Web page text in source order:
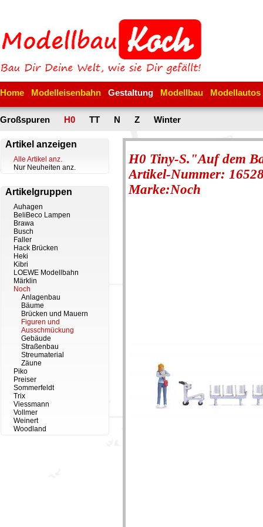
Home Modelleisenbahn Gestaltung Modellbau Modellautos
Großspuren H0 TT N Z Winter
Artikel anzeigen
Alle Artikel anz.
Nur Neuheiten anz.
Artikelgruppen
Auhagen
BeliBeco Lampen
Brawa
Busch
Faller
Hack Brücken
Heki
Kibri
LOEWE Modellbahn
Märklin
Noch
Anlagenbau
Bäume
Brücken und Mauern
Figuren und
Ausschmückung
Gebäude
Straßenbau
Streumaterial
Zäune
Piko
Preiser
Sommerfeldt
Trix
Viessmann
Vollmer
Weinert
Woodland
H0 Tiny-S."Auf dem
Artikel-Nummer:
Marke:Noch